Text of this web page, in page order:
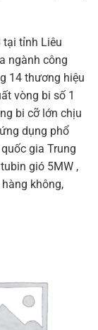
tại tỉnh Liêu
ngành công
14 thương hiệu
vòng bi số 1
bi cỡ lớn chịu
dụng phổ
gia Trung
gió 5MW ,
không,